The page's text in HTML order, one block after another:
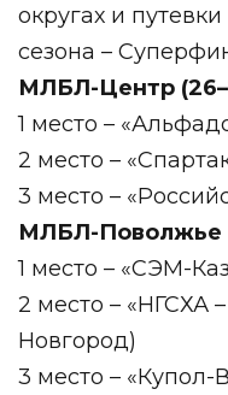
округах и
сезона –
МЛБЛ-Центр
1 место –
2 место –
3 место –
МЛБЛ-Поволжье
1 место – «СЭМ-
2 место –
Новгород)
3 место –